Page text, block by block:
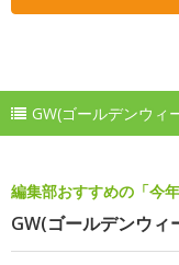
GW(ゴールデンウィ
編集部おすすめの「今
GW(ゴールデンウィ